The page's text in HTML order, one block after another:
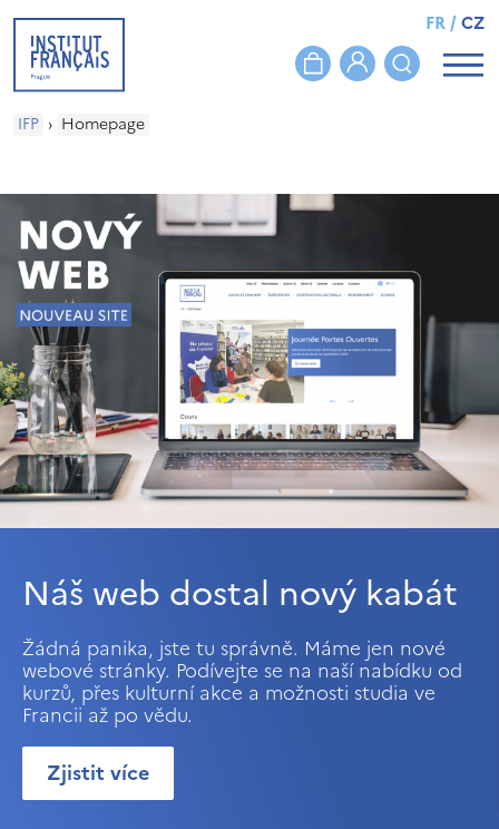
FR/CZ
IFP › Homepage
Náš web dostal nový kabát
Žádná panika, jste tu správně. Máme jen nové
webové stránky. Podívejte se na naší nabídku od
kurzů, přes kulturní akce a možnosti studia ve
Francii až po vědu.
Zjistit více